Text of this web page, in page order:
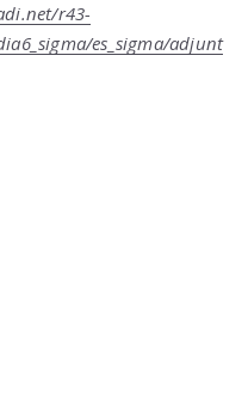
r43-
es_sigma/adjunt